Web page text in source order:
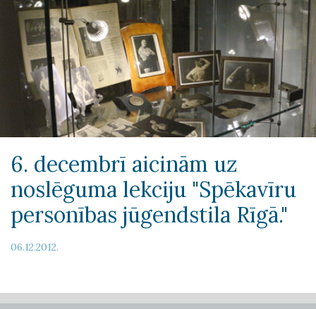
6. decembrī aicinām uz
noslēguma lekciju "Spēkavīru
personības jūgendstila Rīgā."
06.12.2012.